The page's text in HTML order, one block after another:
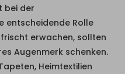
bei der
entscheidende Rolle
erwachen, sollten
Augenmerk schenken.
Heimtextilien